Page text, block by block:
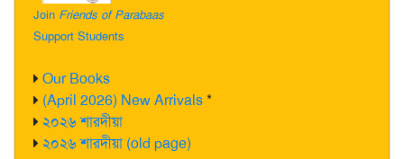
Join Friends of Parabaas
Support Students
Our Books
(April 2026) New Arrivals*
২০২৬ শারদীয়া
২০২৬ শারদীয়া (old page)